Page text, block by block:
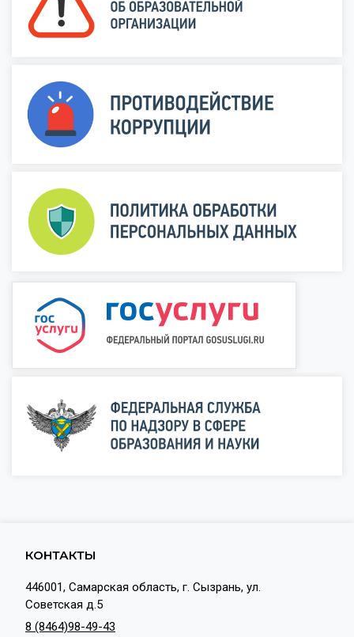
КОНТАКТЫ
446001, Самарская область, г. Сызрань, ул.
Советская д.5
8 (8464)98-49-43